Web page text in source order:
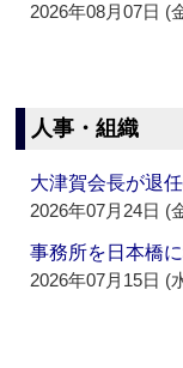
2026年08月07日 (
人事・組織
大津賀会長が退
2026年07月24日 (
事務所を日本橋
2026年07月15日 (